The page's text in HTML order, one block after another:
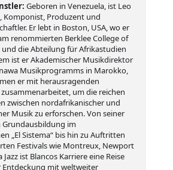
Geboren in Venezuela, ist Leo
Komponist, Produzent und
Er lebt in Boston, USA, wo er
renommierten Berklee College of
die Abteilung für Afrikastudien
ist er Akademischer Musikdirektor
Musikprogramms in Marokko,
er mit herausragenden
um die reichen
zwischen nordafrikanischer und
Musik zu erforschen. Von seiner
Grundausbildung im
„El Sistema“ bis hin zu Auftritten
Festivals wie Montreux, Newport
ist Blancos Karriere eine Reise
Entdeckung mit weltweiter